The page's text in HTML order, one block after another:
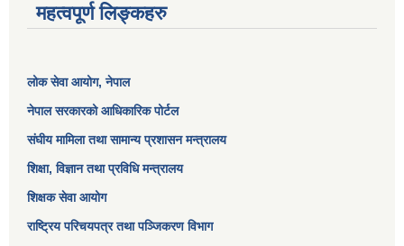
महत्वपूर्ण लिङ्कहरु
लोक सेवा आयोग, नेपाल
नेपाल सरकारको आधिकारिक पोर्टल
संघीय मामिला तथा सामान्य प्रशासन मन्त्रालय
शिक्षा, विज्ञान तथा प्रविधि मन्त्रालय
शिक्षक सेवा आयोग
राष्ट्रिय परिचयपत्र तथा पञ्जिकरण विभाग